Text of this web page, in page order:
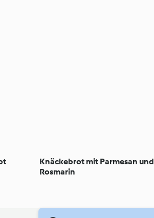
Knäckebrot mit Parmesan und
Rosmarin